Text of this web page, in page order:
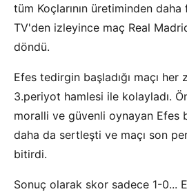
tüm Koçlarının üretiminden daha
TV'den izleyince maç Real
döndü.
Efes tedirgin başladığı maçı her
3.periyot hamlesi ile kolayladı.
moralli ve güvenli oynayan Efes
daha da sertleşti ve maçı son
bitirdi.
Sonuç olarak skor sadece 1-0...